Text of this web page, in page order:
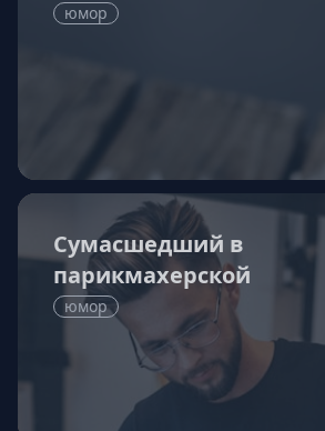
юмор
Сумасшедший в
парикмахерской
юмор